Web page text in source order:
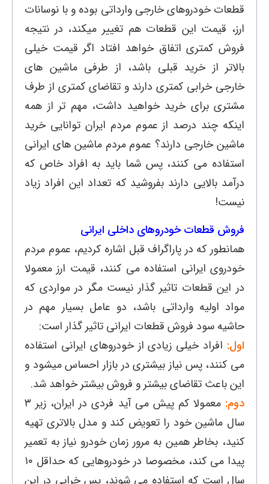
قطعات خودروهای خارجی وارداتی بوده و با نوسانات
ارز، قیمت این قطعات هم تغییر میکند، در نتیجه
فروش کمتری اتفاق خواهد افتاد اگر قیمت خیلی
بالاتر از خرید قبلی باشد، از طرفی ماشین های
خارجی خرابی کمتری دارند و تقاضای کمتری از طرف
مشتری برای خرید خواهید داشت، مهم تر از همه
اینکه چند درصد از عموم مردم ایران توانایی خرید
ماشین خارجی دارند؟ عموم مردم ماشین های ایرانی
استفاده می کنند، پس شما باید به افراد خاص که
درآمد بالایی دارند بفروشید که تعداد این افراد زیاد
نیست!
فروش قطعات خودروهای داخلی ایرانی
همانطور که در پاراگراف قبل اشاره کردیم، عموم مردم
خودروی ایرانی استفاده می کنند، قیمت ارز معمولا
در این قطعات تاثیر گذار نیست مگر در مواردی که
مواد اولیه وارداتی باشد، دو عامل بسیار مهم در
حاشیه سود فروش قطعات ایرانی تاثیر گذار است:
اول: افراد خیلی زیادی از خودروهای ایرانی استفاده
می کنند، پس نیاز بیشتری در بازار احساس میشود و
این باعث تقاضای بیشتر و فروش بیشتر خواهد شد.
دوم:
معمولا کم پیش می آید فردی در ایران، زیر ۳
سال ماشین خود را تعویض کند و مدل بالاتری تهیه
کنید، بخاطر همین به مرور زمان خودرو نیاز به تعمیر
پیدا می کند، مخصوصا در خودروهایی که حداقل ۱۰
سال است که استفاده می شوند، پس خرابی در این